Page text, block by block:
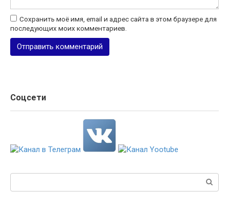
Сохранить моё имя, email и адрес сайта в этом браузере для
последующих моих комментариев.
Соцсети